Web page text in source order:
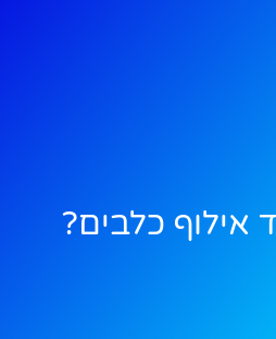
אילוף כלבים?